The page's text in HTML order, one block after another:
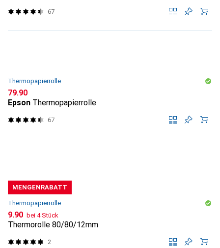
67
Thermopapierrolle
CHF
79.90
Epson Thermopapierrolle
67
MENGENRABATT
Thermopapierrolle
CHF
9.90 bei 4 Stück
Thermorolle 80/80/12mm
2